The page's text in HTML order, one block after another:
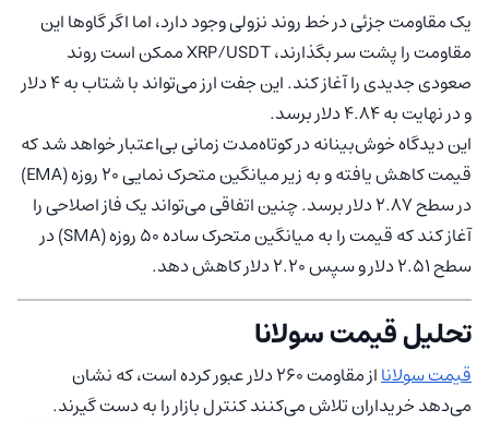
یک مقاومت جزئی در خط روند نزولی وجود دارد، اما اگر گاوها این
مقاومت را پشت سر بگذارند، XRP/USDT ممکن است روند
صعودی جدیدی را آغاز کند. این جفت ارز می‌تواند با شتاب به 4 دلار
و در نهایت به 4.84 دلار برسد.
این دیدگاه خوش‌بینانه در کوتاه‌مدت زمانی بی‌اعتبار خواهد شد که
قیمت کاهش یافته و به زیر میانگین متحرک نمایی 20 روزه (EMA)
در سطح 2.87 دلار برسد. چنین اتفاقی می‌تواند یک فاز اصلاحی را
آغاز کند که قیمت را به میانگین متحرک ساده 50 روزه (SMA) در
سطح 2.51 دلار و سپس 2.20 دلار کاهش دهد.
تحلیل قیمت سولانا
قیمت سولانا
از مقاومت 260 دلار عبور کرده است، که نشان
می‌دهد خریداران تلاش می‌کنند کنترل بازار را به دست گیرند.